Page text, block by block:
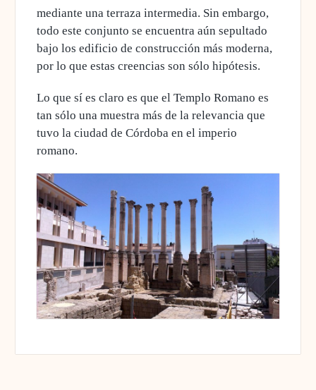
mediante una terraza intermedia. Sin embargo,
todo este conjunto se encuentra aún sepultado
bajo los edificio de construcción más moderna,
por lo que estas creencias son sólo hipótesis.
Lo que sí es claro es que el Templo Romano es
tan sólo una muestra más de la relevancia que
tuvo la ciudad de Córdoba en el imperio
romano.